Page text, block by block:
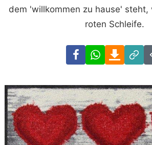
dem 'willkommen zu hause'
roten Schleife.
FacebookWhatsApp
Link